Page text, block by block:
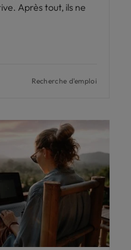
Après tout, ils ne
Recherche d'emploi